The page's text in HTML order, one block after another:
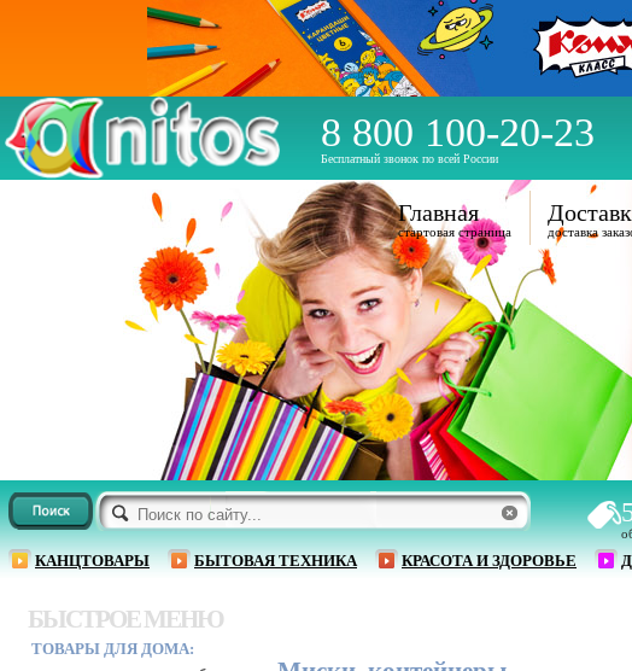
8 800 100-20-23
Бесплатный звонок по всей России
КАНЦТОВАРЫ БЫТОВАЯ ТЕХНИКА КРАСОТА И ЗДОРОВЬЕ
Главная
стартовая страница доставка
БЫСТРОЕ МЕНЮ
ТОВАРЫ ДЛЯ ДОМА:
От